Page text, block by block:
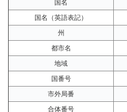
国名
国名（英語表記）
州
都市名
地域
国番号
市外局番
合体番号